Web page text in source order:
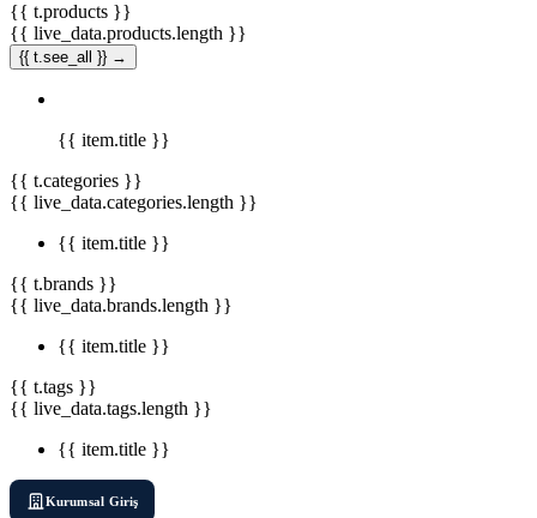
{{ t.products }}
{{ live_data.products.length }}
{{ t.see_all }} →
{{ item.title }}
{{ t.categories }}
{{ live_data.categories.length }}
{{ item.title }}
{{ t.brands }}
{{ live_data.brands.length }}
{{ item.title }}
{{ t.tags }}
{{ live_data.tags.length }}
{{ item.title }}
Kurumsal Giriş